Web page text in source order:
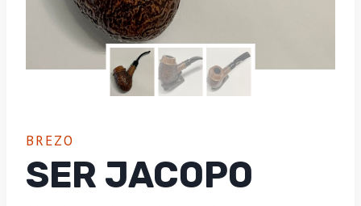
BREZO
SER JACOPO